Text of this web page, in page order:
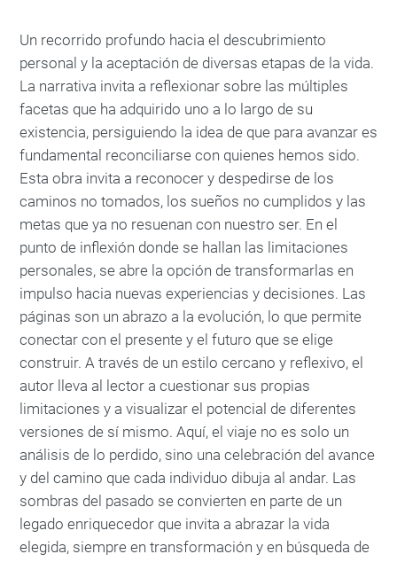
Un recorrido profundo hacia el descubrimiento
personal y la aceptación de diversas etapas de la vida.
La narrativa invita a reflexionar sobre las múltiples
facetas que ha adquirido uno a lo largo de su
existencia, persiguiendo la idea de que para avanzar es
fundamental reconciliarse con quienes hemos sido.
Esta obra invita a reconocer y despedirse de los
caminos no tomados, los sueños no cumplidos y las
metas que ya no resuenan con nuestro ser. En el
punto de inflexión donde se hallan las limitaciones
personales, se abre la opción de transformarlas en
impulso hacia nuevas experiencias y decisiones. Las
páginas son un abrazo a la evolución, lo que permite
conectar con el presente y el futuro que se elige
construir. A través de un estilo cercano y reflexivo, el
autor lleva al lector a cuestionar sus propias
limitaciones y a visualizar el potencial de diferentes
versiones de sí mismo. Aquí, el viaje no es solo un
análisis de lo perdido, sino una celebración del avance
y del camino que cada individuo dibuja al andar. Las
sombras del pasado se convierten en parte de un
legado enriquecedor que invita a abrazar la vida
elegida, siempre en transformación y en búsqueda de